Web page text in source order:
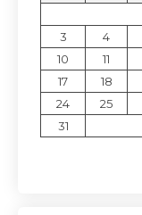
3
4
10
11
17
18
24
25
31